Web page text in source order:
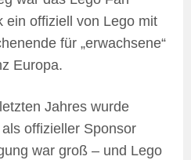
ein offiziell von Lego mit
für „erwachsene“
Europa.
Jahres wurde
offizieller Sponsor
war groß – und Lego